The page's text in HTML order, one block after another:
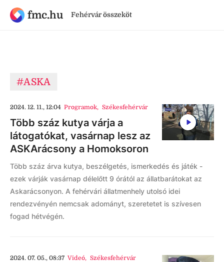
fmc.hu Fehérvár összeköt
#ASKA
2024. 12. 11., 12:04 Programok, Székesfehérvár
Több száz kutya várja a
látogatókat, vasárnap lesz az
ASKArácsony a Homoksoron
Több száz árva kutya, beszélgetés, ismerkedés és játék -
ezek várják vasárnap délelőtt 9 órától az állatbarátokat az
Askarácsonyon. A fehérvári állatmenhely utolsó idei
rendezvényén nemcsak adományt, szeretetet is szívesen
fogad hétvégén.
2024. 07. 05., 08:37 Videó, Székesfehérvár